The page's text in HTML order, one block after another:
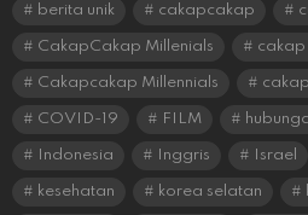
berita unik cakapcakap
CakapCakap Millenials cakap
Cakapcakap Millennials
COVID-19 FILM
Indonesia Inggris Israel
kesehatan korea selatan